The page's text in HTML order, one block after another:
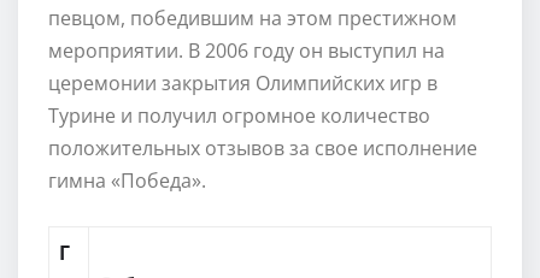
певцом, победившим на этом престижном
мероприятии. В 2006 году он выступил на
церемонии закрытия Олимпийских игр в
Турине и получил огромное количество
положительных отзывов за свое исполнение
гимна «Победа».
Г